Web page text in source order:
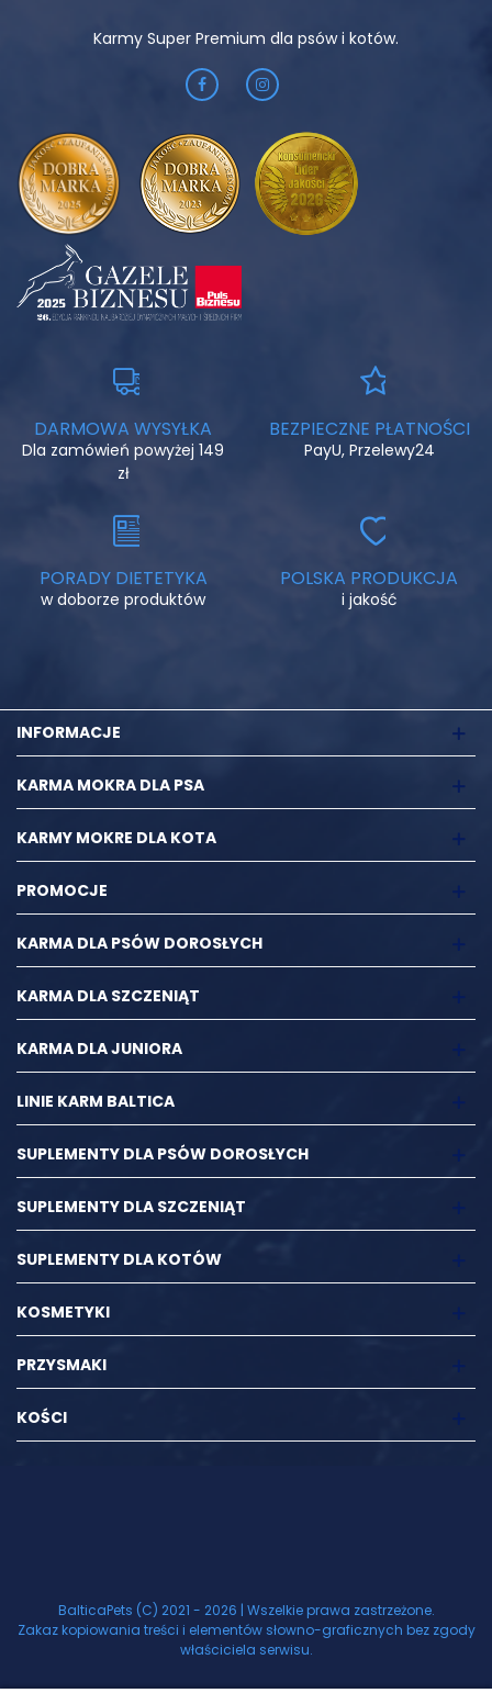
Karmy Super Premium dla psów i kotów.
DARMOWA WYSYŁKA
Dla zamówień powyżej 149
zł
BEZPIECZNE PŁATNOŚCI
PayU, Przelewy24
PORADY DIETETYKA
w doborze produktów
POLSKA PRODUKCJA
i jakość
INFORMACJE
KARMA MOKRA DLA PSA
KARMY MOKRE DLA KOTA
PROMOCJE
KARMA DLA PSÓW DOROSŁYCH
KARMA DLA SZCZENIĄT
KARMA DLA JUNIORA
LINIE KARM BALTICA
SUPLEMENTY DLA PSÓW DOROSŁYCH
SUPLEMENTY DLA SZCZENIĄT
SUPLEMENTY DLA KOTÓW
KOSMETYKI
PRZYSMAKI
KOŚCI
BalticaPets (C) 2021 - 2026 | Wszelkie prawa zastrzeżone.
Zakaz kopiowania treści i elementów słowno-graficznych bez zgody
właściciela serwisu.